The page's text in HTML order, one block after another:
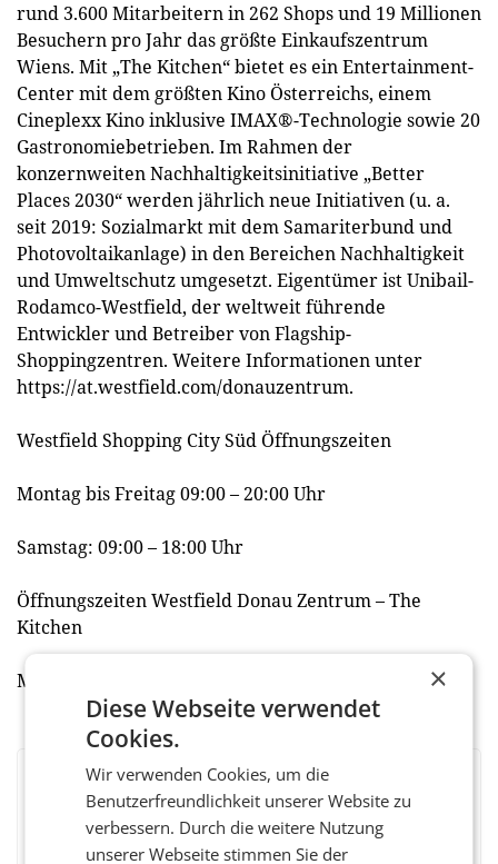
rund 3.600 Mitarbeitern in 262 Shops und 19 Millionen
Besuchern pro Jahr das größte Einkaufszentrum
Wiens. Mit „The Kitchen“ bietet es ein Entertainment-
Center mit dem größten Kino Österreichs, einem
Cineplexx Kino inklusive IMAX®-Technologie sowie 20
Gastronomiebetrieben. Im Rahmen der
konzernweiten Nachhaltigkeitsinitiative „Better
Places 2030“ werden jährlich neue Initiativen (u. a.
seit 2019: Sozialmarkt mit dem Samariterbund und
Photovoltaikanlage) in den Bereichen Nachhaltigkeit
und Umweltschutz umgesetzt. Eigentümer ist Unibail-
Rodamco-Westfield, der weltweit führende
Entwickler und Betreiber von Flagship-
Shoppingzentren. Weitere Informationen unter
https://at.westfield.com/donauzentrum.
Westfield Shopping City Süd Öffnungszeiten
Montag bis Freitag 09:00 – 20:00 Uhr
Samstag: 09:00 – 18:00 Uhr
Öffnungszeiten Westfield Donau Zentrum – The
Kitchen
Montag – Sonntag: 11:00 – 23:00 Uhr
BEWERTEN SIE DIESEN ARTIKEL
×
Diese Webseite verwendet
Cookies.
Wir verwenden Cookies, um die
Benutzerfreundlichkeit unserer Website zu
verbessern. Durch die weitere Nutzung
unserer Webseite stimmen Sie der